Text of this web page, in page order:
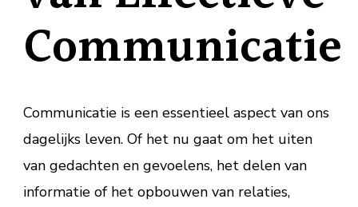
Communicatie
Communicatie is een essentieel aspect van ons
dagelijks leven. Of het nu gaat om het uiten
van gedachten en gevoelens, het delen van
informatie of het opbouwen van relaties,